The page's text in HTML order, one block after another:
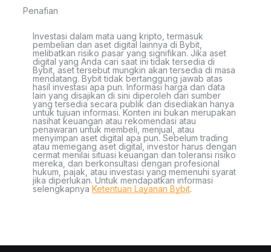
Penafian
Investasi dalam mata uang kripto, termasuk
pembelian dan aset digital lainnya di Bybit,
melibatkan risiko pasar yang signifikan. Jika aset
digital yang Anda cari saat ini tidak tersedia di
Bybit, aset tersebut mungkin akan tersedia di masa
mendatang. Bybit tidak bertanggung jawab atas
hasil investasi apa pun. Informasi harga dan data
lain yang disajikan di sini diperoleh dari sumber
yang tersedia secara publik dan disediakan hanya
untuk tujuan informasi. Konten ini bukan merupakan
nasihat keuangan atau rekomendasi atau
penawaran untuk membeli, menjual, atau
menyimpan aset digital apa pun. Sebelum trading
atau memegang aset digital, investor harus dengan
cermat menilai situasi keuangan dan toleransi risiko
mereka, dan berkonsultasi dengan profesional
hukum, pajak, atau investasi yang memenuhi syarat
jika diperlukan. Untuk mendapatkan informasi
selengkapnya Ketentuan Layanan Bybit.